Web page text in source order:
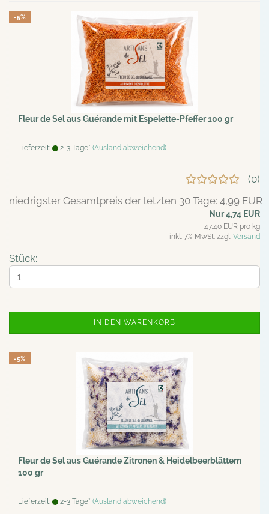
-5%
Fleur de Sel aus Guérande mit Espelette-Pfeffer 100 gr
Lieferzeit: 2-3 Tage* (Ausland abweichend)
0
niedrigster Gesamtpreis der letzten 30 Tage: 4,99 EUR
Nur 4,74 EUR
47,40 EUR pro kg
inkl. 7% MwSt. zzgl. Versand
Stück:
IN DEN WARENKORB
-5%
Fleur de Sel aus Guérande Zitronen & Heidelbeerblättern
100 gr
Lieferzeit: 2-3 Tage* (Ausland abweichend)